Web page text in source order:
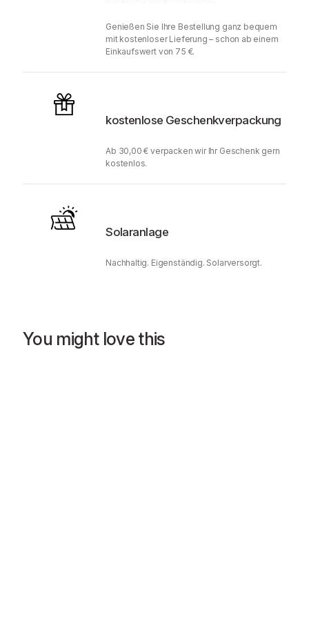
Genießen Sie Ihre Bestellung ganz bequem
mit kostenloser Lieferung – schon ab einem
Einkaufswert von 75 €.
kostenlose Geschenkverpackung
Ab 30,00 € verpacken wir Ihr Geschenk gern
kostenlos.
Solaranlage
Nachhaltig. Eigenständig. Solarversorgt.
You might love this